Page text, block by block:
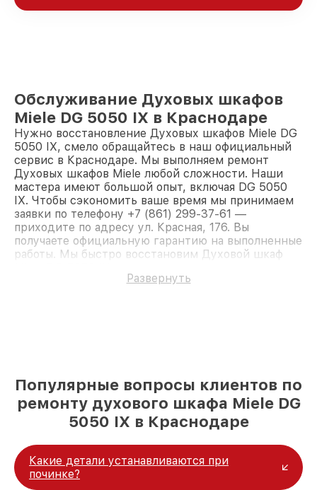
Обслуживание Духовых шкафов
Miele DG 5050 IX в Краснодаре
Нужно восстановление Духовых шкафов Miele DG
5050 IX, смело обращайтесь в наш официальный
сервис в Краснодаре. Мы выполняем ремонт
Духовых шкафов Miele любой сложности. Наши
мастера имеют большой опыт, включая DG 5050
IX. Чтобы сэкономить ваше время мы принимаем
заявки по телефону +7 (861) 299-37-61 —
приходите по адресу ул. Красная, 176. Вы
получаете официальную гарантию на выполненные
работы. Мы быстро восстановим Духовой шкаф
Развернуть
Популярные вопросы клиентов по
ремонту духового шкафа Miele DG
5050 IX в Краснодаре
Какие детали устанавливаются при
починке?